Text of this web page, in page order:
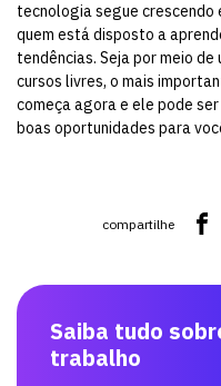
tecnologia segue crescendo
quem está disposto a
tendências. Seja por meio
cursos livres, o mais
começa agora e ele pode
boas oportunidades para
compartilhe
Saiba tudo
trabalho